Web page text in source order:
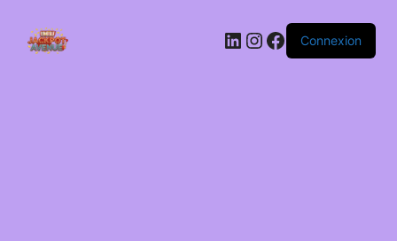
LinkedIn
Instagram
Facebook
Connexion